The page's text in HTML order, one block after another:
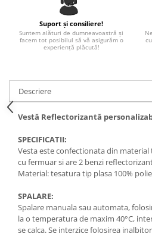
Toppere Flori
Pachete de toppere
Oferte (Cake Toppers)
Stand Prezentare
Oneline (Topper Lateral)
Suport și consiliere!
Suntem alături de dumneavoastră și
facem tot posibilul să vă asigurăm o
experiență plăcută!
Descriere
Vestă Reflectorizantă
SPECIFICATII:
Vesta este confectionata din material
cu fermuar si are 2 benzi
Material: tesatura tip plasa 100%
SPALARE:
Spalare manuala sau automata,
la o temperatura de maxim 40°C,
se calca. Se interzice folosirea